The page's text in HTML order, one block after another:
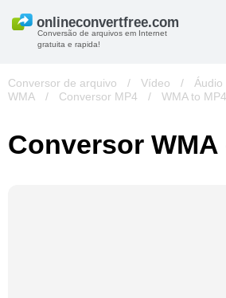
Conversão de arquivos em Internet
gratuita e rapida!
Conversor de arquivo / Vídeo / Áudio
WMA
/ Conversor MP4 / WMA to MP4
Conversor WMA